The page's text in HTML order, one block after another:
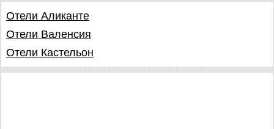
Отели Аликанте
Отели Валенсия
Отели Кастельон